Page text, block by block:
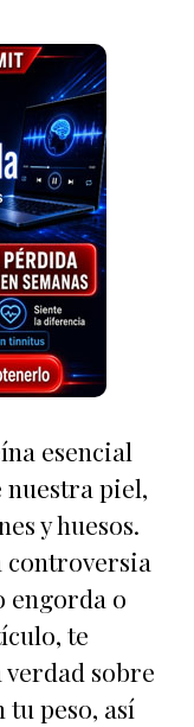
esencial
nuestra piel,
y huesos.
controversia
engorda o
te
sobre
tu peso, así